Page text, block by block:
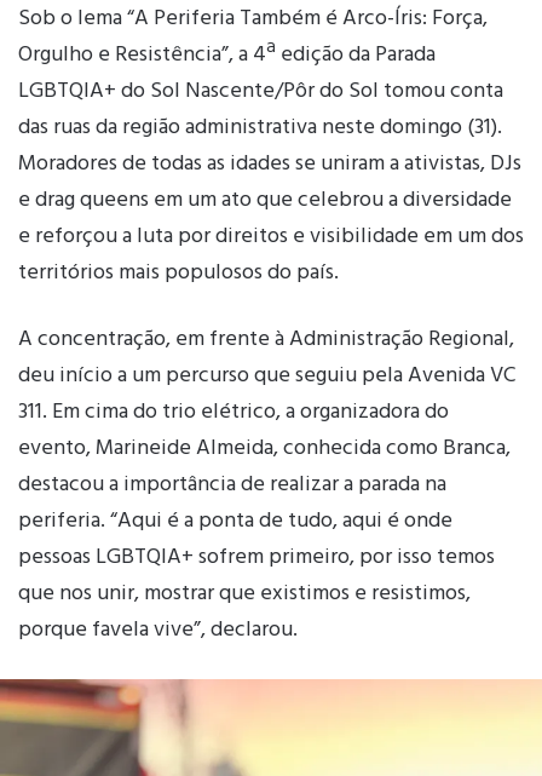
Sob o lema “A Periferia Também é Arco-Íris: Força,
Orgulho e Resistência”, a 4ª edição da Parada
LGBTQIA+ do Sol Nascente/Pôr do Sol tomou conta
das ruas da região administrativa neste domingo (31).
Moradores de todas as idades se uniram a ativistas, DJs
e drag queens em um ato que celebrou a diversidade
e reforçou a luta por direitos e visibilidade em um dos
territórios mais populosos do país.
A concentração, em frente à Administração Regional,
deu início a um percurso que seguiu pela Avenida VC
311. Em cima do trio elétrico, a organizadora do
evento, Marineide Almeida, conhecida como Branca,
destacou a importância de realizar a parada na
periferia. “Aqui é a ponta de tudo, aqui é onde
pessoas LGBTQIA+ sofrem primeiro, por isso temos
que nos unir, mostrar que existimos e resistimos,
porque favela vive”, declarou.